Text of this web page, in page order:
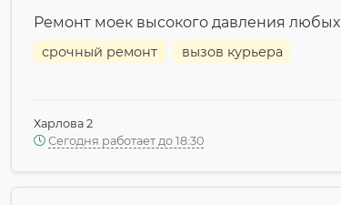
Ремонт моек высокого давления
срочный ремонт вызов курьера
Харлова 2
Сегодня работает до 18:30